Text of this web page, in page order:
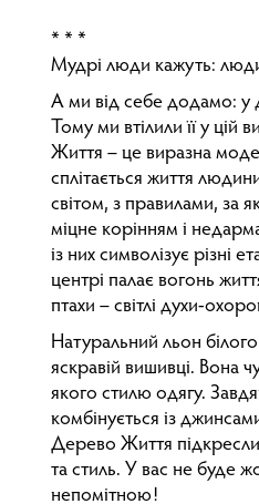
* * *
Мудрі люди кажуть:
А ми від себе додамо: у
Тому ми втілили її у
Життя – це виразна
сплітається життя
світом, з правилами, за
міцне корінням і
із них символізує різні
центрі палає вогонь
птахи – світлі духи-
Натуральний льон
яскравій вишивці. Вона
якого стилю одягу.
комбінується із
Дерево Життя
та стиль. У вас не буде
непомітною!